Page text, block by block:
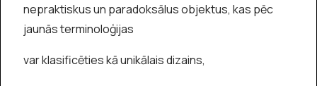
nepraktiskus un paradoksālus objektus, kas pēc
jaunās terminoloģijas
var klasificēties kā unikālais dizains,